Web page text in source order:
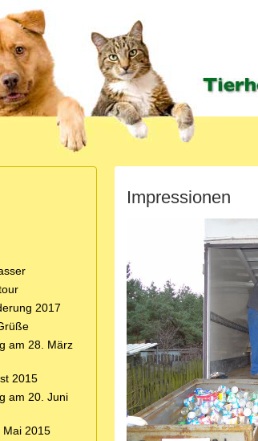
2017
am 28. März
2015
am 20. Juni
Mai 2015
Impressionen